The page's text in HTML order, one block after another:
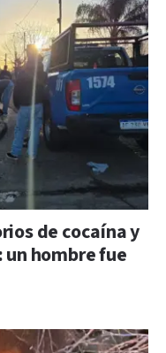
de cocaína y
hombre fue